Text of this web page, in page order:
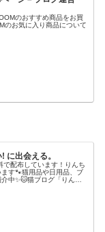
のおすすめ商品をお買
のお気に入り商品について
に出会える。
で配布しています！りんち
す🐾猫用品や日用品、ブ
中✨🐱猫ブログ「りんの